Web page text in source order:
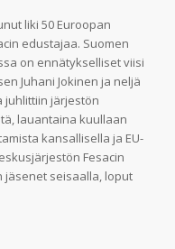
liki 50 Euroopan
edustajaa. Suomen
on ennätykselliset viisi
Juhani Jokinen ja neljä
juhlittiin järjestön
lauantaina kuullaan
kansallisella ja EU-
Fesacin
seisaalla, loput